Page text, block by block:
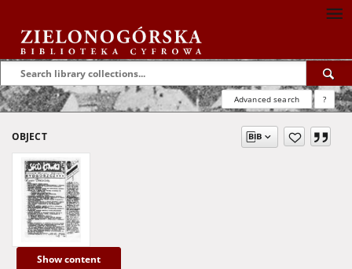
Advanced search ?
OBJECT
Show content